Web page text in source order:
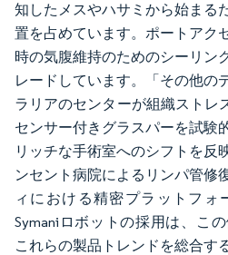
知したメスやハサミから始まる
置を占めています。ポートアク
時の気腹維持のためのシーリン
レードしています。「その他の
ラリアのセンターが組織ストレ
センサー付きグラスパーを試験
リッチな手術室へのシフトを反
ンセント病院によるリンパ管修
ィにおける精密プラットフォ
Symaniロボットの採用は、こ
これらの製品トレンドを総合す